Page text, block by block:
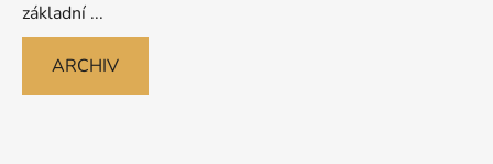
základní ...
ARCHIV